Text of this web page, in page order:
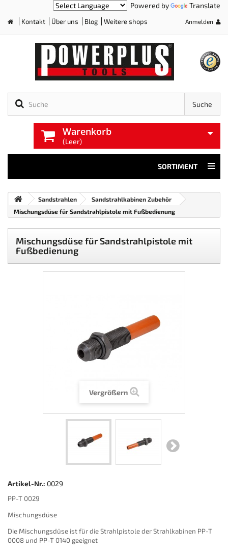
Powered by Translate
Kontakt Über uns Blog Weitere shops Anmelden
Suche
Warenkorb
(Leer)
SORTIMENT
Sandstrahlen
Sandstrahlkabinen Zubehör
Mischungsdüse für Sandstrahlpistole mit Fußbedienung
Mischungsdüse für Sandstrahlpistole mit
Fußbedienung
Vergrößern
Artikel-Nr.: 0029
PP-T 0029
Mischungsdüse
Die Mischungsdüse ist für die Strahlpistole der Strahlkabinen PP-T
0008 und PP-T 0140 geeignet